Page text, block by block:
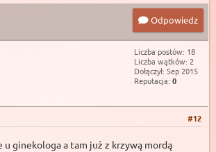
Odpowiedz
Liczba postów: 18
Liczba wątków: 2
Dołączył: Sep 2015
Reputacja: 0
#12
ginekologa a tam już z krzywą mordą